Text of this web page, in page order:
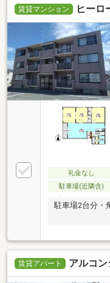
賃貸マンション ヒーロ
礼金なし
駐車場(近隣含)
駐車場2台分・
賃貸アパート アルコ